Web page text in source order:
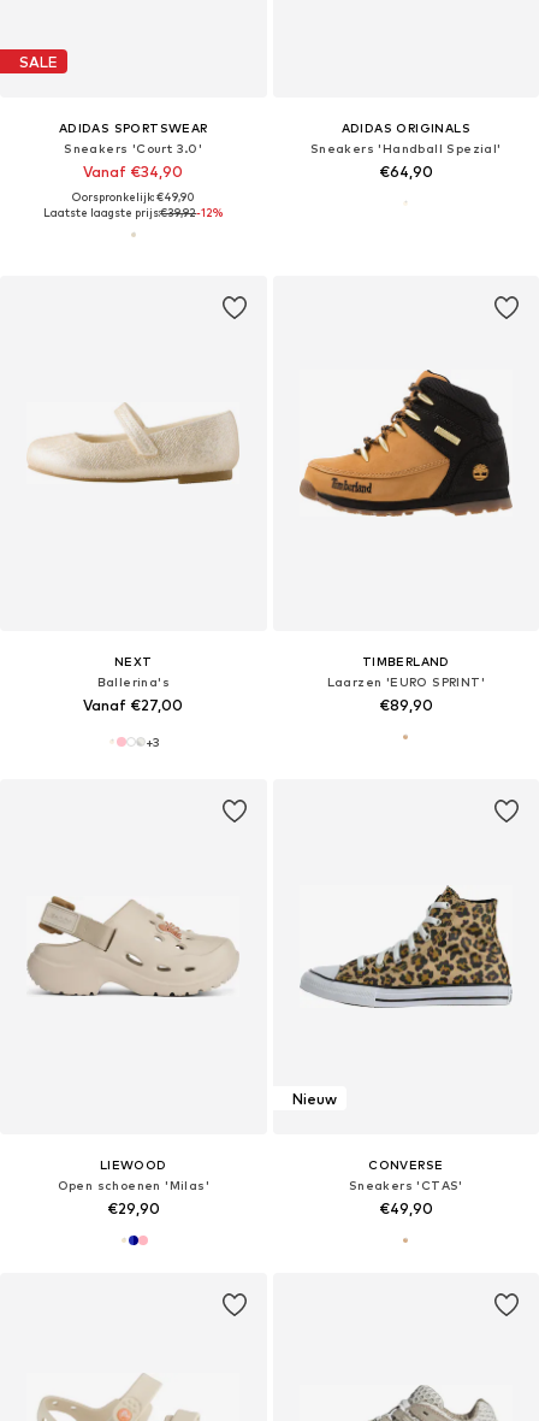
SALE
ADIDAS SPORTSWEAR
Sneakers 'Court 3.0'
Vanaf €34,90
Oorspronkelijk: €49,90
Laatste laagste prijs:€39,92-12%
ADIDAS ORIGINALS
Sneakers 'Handball Spezial'
€64,90
NEXT
Ballerina's
Vanaf €27,00
+3
TIMBERLAND
Laarzen 'EURO SPRINT'
€89,90
LIEWOOD
Open schoenen 'Milas'
€29,90
Nieuw
CONVERSE
Sneakers 'CTAS'
€49,90